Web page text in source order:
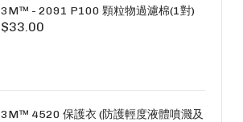
3M™ - 2091 P100 顆粒物過濾棉(1對)
$33.00
3M™ 4520 保護衣 (防護輕度液體噴濺及